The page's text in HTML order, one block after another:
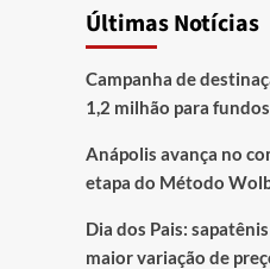
Últimas Notícias
Campanha de
1,2 milhão para
Anápolis avança no
etapa do Método
Dia dos Pais:
maior variação de